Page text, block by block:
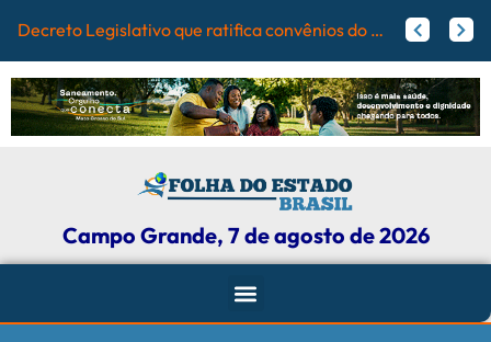
Campo Gr Papy trabalha para melhorar pistas de skate com participação ativa de esportistas da CapitalAgosto Lilás: Maicon Nogueira fortalece a defesa das mulheres com leis e projetos de proteção em Campo Grande
Campo Grande, 7 de agosto de 2026